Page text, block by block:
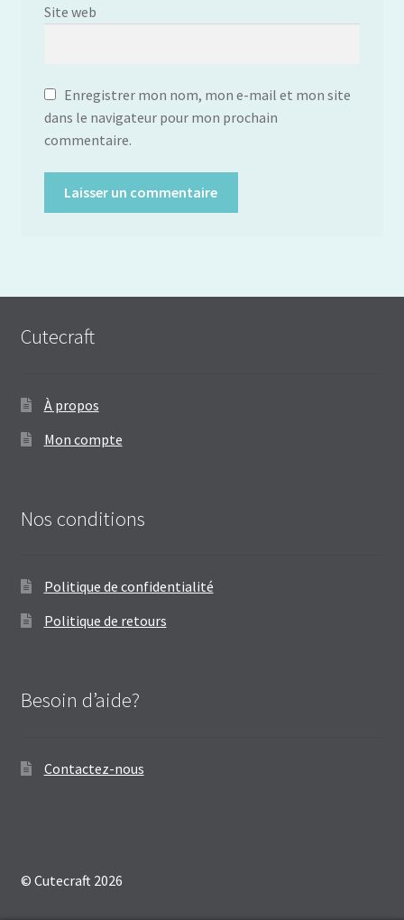
Site web
Enregistrer mon nom, mon e-mail et mon site
dans le navigateur pour mon prochain
commentaire.
Cutecraft
À propos
Mon compte
Nos conditions
Politique de confidentialité
Politique de retours
Besoin d’aide?
Contactez-nous
© Cutecraft 2026